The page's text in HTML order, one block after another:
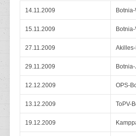
14.11.2009
15.11.2009
27.11.2009
29.11.2009
12.12.2009 OPS-
13.12.2009 ToPV-
19.12.2009